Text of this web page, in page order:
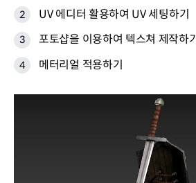
UV 에디터 활용하여 UV 세팅하기
포토샵을 이용하여 텍스쳐 제작하기
메터리얼 적용하기